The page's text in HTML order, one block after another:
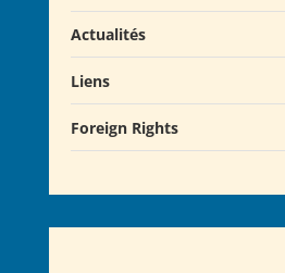
Actualités
Actualités
Salons du Livre
Liens
Foreign Rights